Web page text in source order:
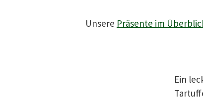
Unsere Präsente im
Ein